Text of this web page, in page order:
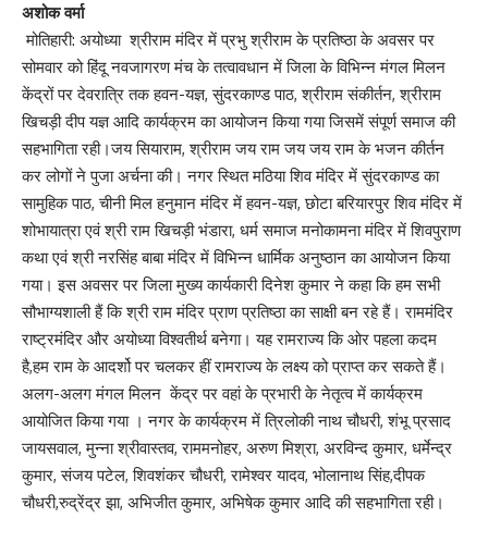
अशोक वर्मा
मोतिहारी: अयोध्या श्रीराम मंदिर में प्रभु श्रीराम के प्रतिष्ठा के अवसर पर
सोमवार को हिंदू नवजागरण मंच के तत्वावधान में जिला के विभिन्न मंगल मिलन
केंद्रों पर देवरात्रि तक हवन-यज्ञ, सुंदरकाण्ड पाठ, श्रीराम संकीर्तन, श्रीराम
खिचड़ी दीप यज्ञ आदि कार्यक्रम का आयोजन किया गया जिसमें संपूर्ण समाज की
सहभागिता रही।जय सियाराम, श्रीराम जय राम जय जय राम के भजन कीर्तन
कर लोगों ने पुजा अर्चना की। नगर स्थित मठिया शिव मंदिर में सुंदरकाण्ड का
सामुहिक पाठ, चीनी मिल हनुमान मंदिर में हवन-यज्ञ, छोटा बरियारपुर शिव मंदिर में
शोभायात्रा एवं श्री राम खिचड़ी भंडारा, धर्म समाज मनोकामना मंदिर में शिवपुराण
कथा एवं श्री नरसिंह बाबा मंदिर में विभिन्न धार्मिक अनुष्ठान का आयोजन किया
गया। इस अवसर पर जिला मुख्य कार्यकारी दिनेश कुमार ने कहा कि हम सभी
सौभाग्यशाली हैं कि श्री राम मंदिर प्राण प्रतिष्ठा का साक्षी बन रहे हैं। राममंदिर
राष्ट्रमंदिर और अयोध्या विश्वतीर्थ बनेगा। यह रामराज्य कि ओर पहला कदम
है,हम राम के आदर्शो पर चलकर हीं रामराज्य के लक्ष्य को प्राप्त कर सकते हैं।
अलग-अलग मंगल मिलन केंद्र पर वहां के प्रभारी के नेतृत्व में कार्यक्रम
आयोजित किया गया । नगर के कार्यक्रम में त्रिलोकी नाथ चौधरी, शंभू प्रसाद
जायसवाल, मुन्ना श्रीवास्तव, राममनोहर, अरुण मिश्रा, अरविन्द कुमार, धर्मेन्द्र
कुमार, संजय पटेल, शिवशंकर चौधरी, रामेश्वर यादव, भोलानाथ सिंह,दीपक
चौधरी,रुद्रेंद्र झा, अभिजीत कुमार, अभिषेक कुमार आदि की सहभागिता रही।